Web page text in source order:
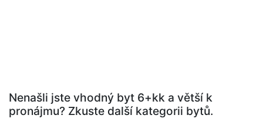
Nenašli jste vhodný byt 6+kk a větší k
pronájmu? Zkuste další kategorii bytů.